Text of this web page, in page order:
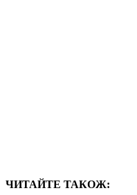
ЧИТАЙТЕ ТАКОЖ: